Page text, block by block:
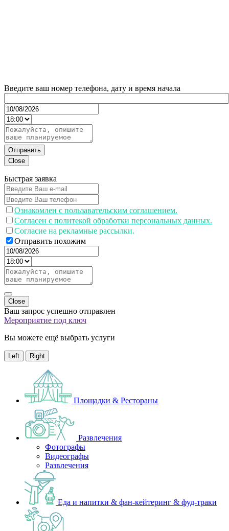
Введите ваш номер телефона, дату и время начала
Отправить
Close
Быстрая заявка
Ознакомлен с пользавательским соглашением.
Согласен с политекой обработки персональных данных.
Согласие на рекламные рассылки.
Отправить похожим
Close
Ваш запрос успешно отправлен
Мероприятие под ключ
Вы можете ещё выбрать услуги
Left Right
Площадки & Рестораны
Развлечения
Фотографы
Видеографы
Развлечения
Еда и напитки & фан-кейтеринг & фуд-траки